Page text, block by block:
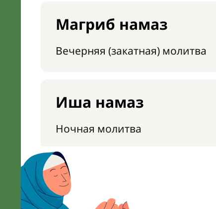
Магриб намаз
Вечерняя (закатная) молитва
Иша намаз
Ночная молитва